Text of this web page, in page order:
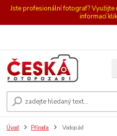
Jste profesionální fotograf?
informací
Úvod Příroda Vodopád